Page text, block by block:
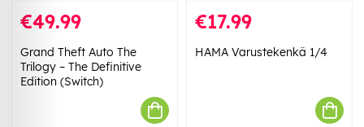
€49.99
Grand Theft Auto The
Trilogy – The Definitive
Edition (Switch)
€17.99
HAMA Varustekenkä 1/4